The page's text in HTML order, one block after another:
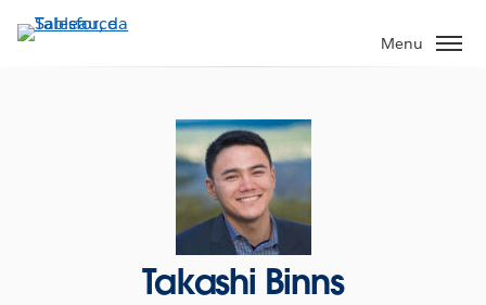
Passa
Menu
Takashi Binns